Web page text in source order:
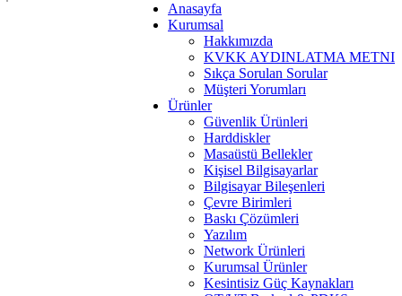
Anasayfa
Kurumsal
Hakkımızda
KVKK AYDINLATMA METNI
Sıkça Sorulan Sorular
Müşteri Yorumları
Ürünler
Güvenlik Ürünleri
Harddiskler
Masaüstü Bellekler
Kişisel Bilgisayarlar
Bilgisayar Bileşenleri
Çevre Birimleri
Baskı Çözümleri
Yazılım
Network Ürünleri
Kurumsal Ürünler
Kesintisiz Güç Kaynakları